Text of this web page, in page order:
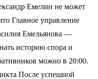
Емелин не может
Главное управление
Емельянова —
историю спора и
можно в 20:00.
После успешной